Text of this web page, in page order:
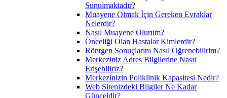
Sunulmaktadır?
Muayene Olmak İçin Gereken Evraklar
Nelerdir?
Nasıl Muayene Olurum?
Önceliği Olan Hastalar Kimlerdir?
Röntgen Sonuçlarını Nasıl Öğrenebilirim?
Merkeziniz Adres Bilgilerine Nasıl
Erişebiliriz?
Merkezinizin Poliklinik Kapasitesi Nedir?
Web Sitenizdeki Bilgiler Ne Kadar
Günceldir?